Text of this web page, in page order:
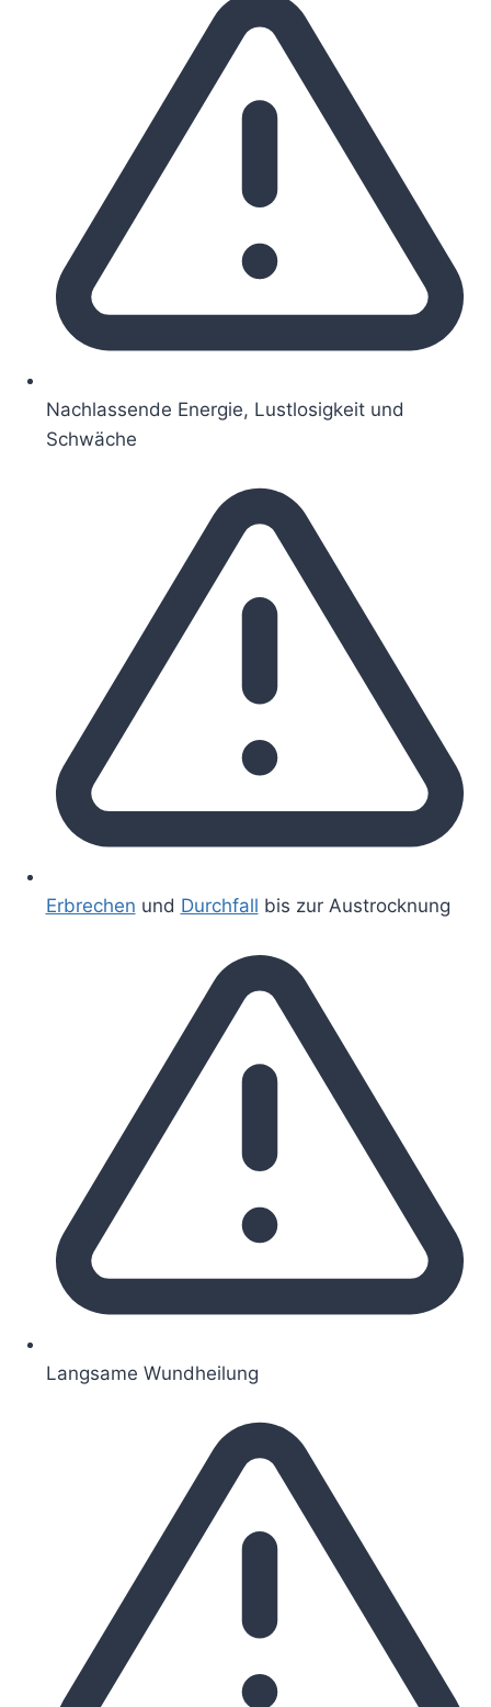
Nachlassende Energie, Lustlosigkeit und
Schwäche
Erbrechen und Durchfall bis zur Austrocknung
Langsame Wundheilung